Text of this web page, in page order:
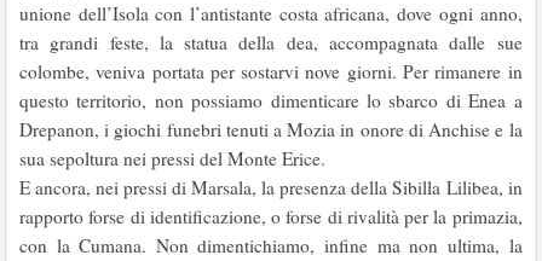
unione dell’Isola con l’antistante costa africana, dove ogni anno,
tra grandi feste, la statua della dea, accompagnata dalle sue
colombe, veniva portata per sostarvi nove giorni. Per rimanere in
questo territorio, non pos­siamo dimenticare lo sbarco di Enea a
Drepanon, i giochi funebri tenuti a Mozia in onore di Anchise e la
sua sepoltura nei pressi del Monte Erice.
E ancora, nei pressi di Marsala, la presenza della Sibilla Lilibea, in
rapporto forse di identificazione, o forse di rivalità per la primazia,
con la Cumana. Non dimentichiamo, infine ma non ultima, la